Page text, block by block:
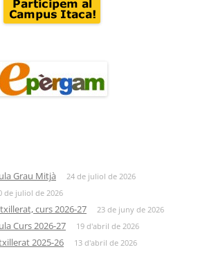
Grau Mitjà 24 de juliol de 2026
de juliol de 2026
curs 2026-27 23 de juny de 2026
Curs 2026-27 19 d'abril de 2026
2025-26 13 d'abril de 2026